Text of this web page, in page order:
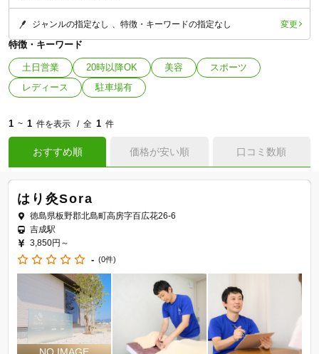
ジャンルの指定なし 特徴・キーワードの指定なし 変更
特徴・キーワード
土日営業 20時以降OK 美容
スポーツ
レディース
駐車場有
1 ~ 1 件を表示 全 1 件
おすすめ順 価格が安い順 口コミ数順
はり灸Sora
徳島県板野郡北島町高房字百広花26-6
吉成駅
3,850円～
- (0件)
「健康にはりを見た」